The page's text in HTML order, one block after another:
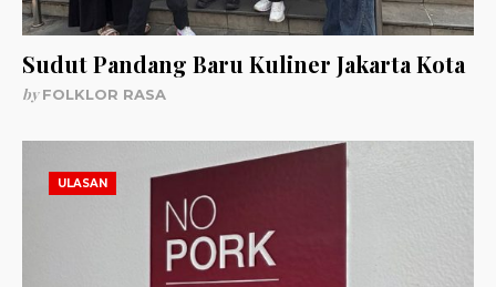
Sudut Pandang Baru Kuliner Jakarta Kota
byFOLKLOR RASA
ULASAN